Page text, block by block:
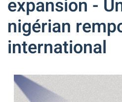
expansion -
nigérian
international